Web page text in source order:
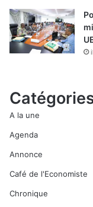
A la une
Agenda
Annonce
Café de l'Economiste
Chronique